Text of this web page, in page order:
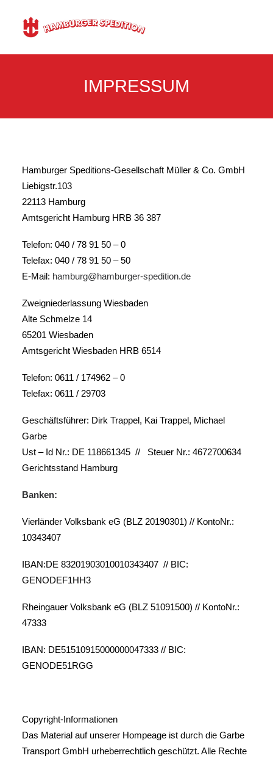
KONTAKT
KUNDENPORTAL
IMPRESSUM
Hamburger Speditions-Gesellschaft Müller & Co. GmbH
Liebigstr.103
22113 Hamburg
Amtsgericht Hamburg HRB 36 387
Telefon: 040 / 78 91 50 – 0
Telefax: 040 / 78 91 50 – 50
E-Mail: hamburg@hamburger-spedition.de
Zweigniederlassung Wiesbaden
Alte Schmelze 14
65201 Wiesbaden
Amtsgericht Wiesbaden HRB 6514
Telefon: 0611 / 174962 – 0
Telefax: 0611 / 29703
Geschäftsführer: Dirk Trappel, Kai Trappel, Michael
Garbe
Ust – Id Nr.: DE 118661345 // Steuer Nr.: 4672700634
Gerichtsstand Hamburg
Banken:
Vierländer Volksbank eG (BLZ 20190301) // KontoNr.:
10343407
IBAN:DE 83201903010010343407 // BIC:
GENODEF1HH3
Rheingauer Volksbank eG (BLZ 51091500) // KontoNr.:
47333
IBAN: DE51510915000000047333 // BIC:
GENODE51RGG
Copyright-Informationen
Das Material auf unserer Hompeage ist durch die Garbe
Transport GmbH urheberrechtlich geschützt. Alle Rechte